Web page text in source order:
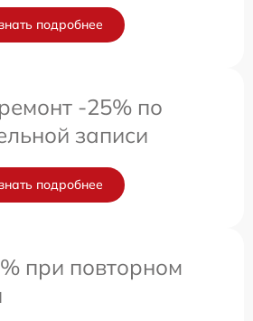
подробнее
-25% по
записи
подробнее
при повторном